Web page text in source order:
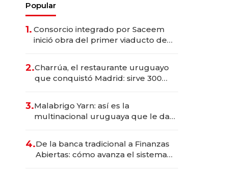
Popular
1. Consorcio integrado por Saceem
inició obra del primer viaducto de
millones
2.Charrúa, el restaurante uruguayo
que conquistó Madrid: sirve 300
prepara apertura
3.Malabrigo Yarn: así es la
multinacional uruguaya que le da
4.De la banca tradicional a Finanzas
Abiertas: cómo avanza el sistema